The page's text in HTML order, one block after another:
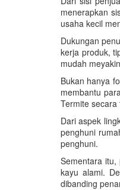
menerapkan
usaha kecil
Dukungan
kerja produk,
mudah
Bukan hanya
membantu
Termite
Dari aspek
penghuni
penghuni.
Sementara itu,
kayu alami.
dibanding